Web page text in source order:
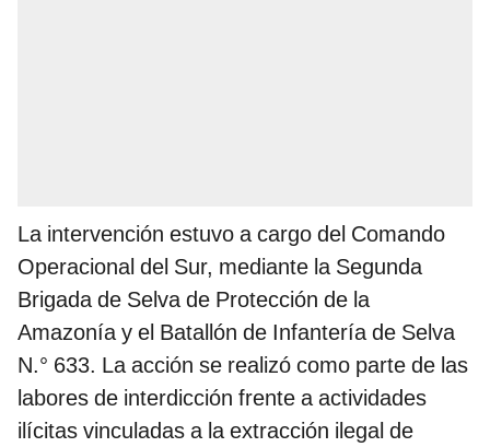
La intervención estuvo a cargo del Comando
Operacional del Sur, mediante la Segunda
Brigada de Selva de Protección de la
Amazonía y el Batallón de Infantería de Selva
N.° 633. La acción se realizó como parte de las
labores de interdicción frente a actividades
ilícitas vinculadas a la extracción ilegal de